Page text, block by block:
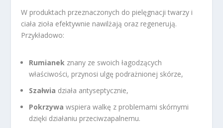
W produktach przeznaczonych do pielęgnacji twarzy i
ciała zioła efektywnie nawilżają oraz regenerują.
Przykładowo:
Rumianek znany ze swoich łagodzących
właściwości, przynosi ulgę podrażnionej skórze,
Szałwia działa antyseptycznie,
Pokrzywa wspiera walkę z problemami skórnymi
dzięki działaniu przeciwzapalnemu.